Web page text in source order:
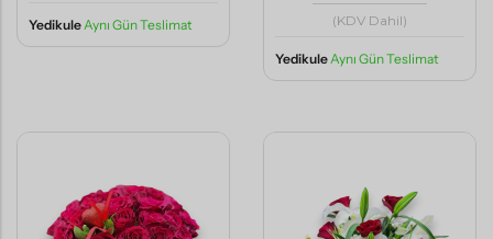
Yedikule Aynı Gün Teslimat (KDV Dahil)
Yedikule Aynı Gün Teslimat